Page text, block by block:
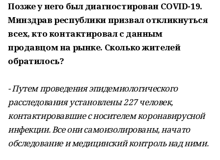
Позже у него был диагностирован COVID-19.
Минздрав республики призвал откликнуться
всех, кто контактировал с данным
продавцом на рынке. Сколько жителей
обратилось?
- Путем проведения эпидемиологического
расследования установлены 227 человек,
контактировавшие с носителем коронавирусной
инфекции. Все они самоизолированы, начато
обследование и медицинский контроль над ними.